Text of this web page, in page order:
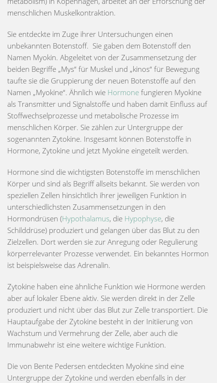
menschlichen Muskelkontraktion.
Sie entdeckte im Zuge ihrer Untersuchungen einen
unbekannten Botenstoff. Sie gaben dem Botenstoff den
Namen Myokin. Abgeleitet von der Zusammensetzung der
beiden Begriffe „Mys“ für Muskel und „kinos“ für Bewegung
taufte sie die Gruppierung der neuen Botenstoffe auf den
Namen „Myokine“. Ähnlich wie Hormone fungieren Myokine
als Transmitter und Signalstoffe und haben damit Einfluss auf
Stoffwechselprozesse und metabolische Prozesse im
menschlichen Körper. Sie zählen zur Untergruppe der
sogenannten Zytokine. Insgesamt können Botenstoffe in
Hormone, Zytokine und jetzt Myokine eingeteilt werden.
Hormone sind die wichtigsten Botenstoffe im menschlichen
Körper und sind als Begriff allseits bekannt. Sie werden von
speziellen Zellen hinsichtlich ihrer jeweiligen Funktion in
unterschiedlichsten Zusammensetzungen in den
Hormondrüsen (Hypothalamus, die Hypophyse, die
Schilddrüse) produziert und gelangen über das Blut zu den
Zielzellen. Dort werden sie zur Anregung oder Regulierung
körperrelevanter Prozesse verwendet. Ein bekanntes Hormon
ist beispielsweise das Adrenalin.
Zytokine haben eine ähnliche Funktion wie Hormone werden
aber auf lokaler Ebene aktiv. Sie werden direkt in der Zelle
produziert und nicht über das Blut zur Zelle transportiert. Die
Hauptaufgabe der Zytokine besteht in der Initiierung von
Wachstum und Vermehrung der Zelle, aber auch die
Immunabwehr ist eine weitere wichtige Funktion.
Die von Bente Pedersen entdeckten Myokine sind eine
Untergruppe der Zytokine und werden ebenfalls in der